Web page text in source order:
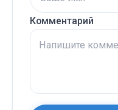
Комментарий